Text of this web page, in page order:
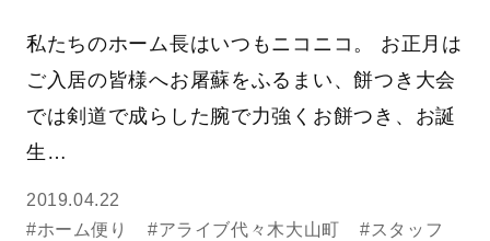
私たちのホーム長はいつもニコニコ。 お正月は
ご入居の皆様へお屠蘇をふるまい、餅つき大会
では剣道で成らした腕で力強くお餅つき、お誕
生…
2019.04.22
#ホーム便り
#アライブ代々木大山町 #スタッフ